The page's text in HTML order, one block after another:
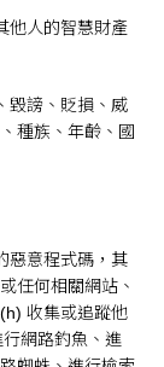
他人的智慧財產
毀謗、貶損、威
種族、年齡、國
惡意程式碼，其
任何相關網站、
收集或追蹤他
網路釣魚、進